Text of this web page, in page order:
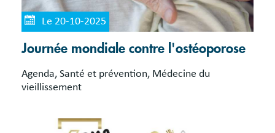
Le 20-10-2025
Journée mondiale contre l'ostéoporose
Agenda, Santé et prévention, Médecine du
vieillissement